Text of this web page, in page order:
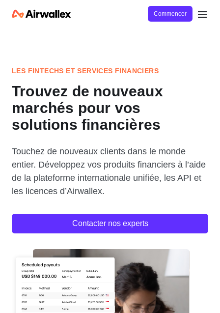
Commencer
LES FINTECHS ET SERVICES FINANCIERS
Trouvez de nouveaux
marchés pour vos
solutions financières
Touchez de nouveaux clients dans le monde
entier. Développez vos produits financiers à l’aide
de la plateforme internationale unifiée, les API et
les licences d’Airwallex.
Contacter nos experts